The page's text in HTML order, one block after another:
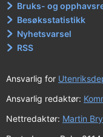
Bruks- og
Besøksstatistikk
Nyhetsvarsel
RSS
Ansvarlig for
Ansvarlig redaktør:
Nettredaktør: Martin